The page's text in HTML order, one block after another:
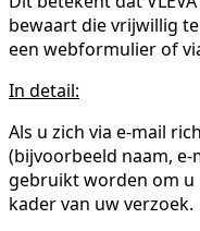
bewaart die vrijwillig
een webformulier of
In detail:
Als u zich via e-mail
(bijvoorbeeld naam,
gebruikt worden om
kader van uw verzoek.